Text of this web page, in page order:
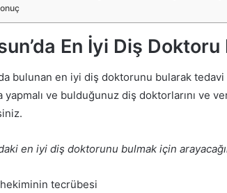
En İyi Diş Doktoru
bulunan en iyi diş doktorunu bularak
yapmalı ve bulduğunuz diş doktorlarını ve
en iyi diş doktorunu bulmak için
tecrübesi